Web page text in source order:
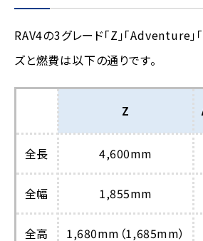
RAV4の3グレード「Z」「Adventure」
ズと燃費は以下の通りです。
Z
全長 4,600mm
全幅 1,855mm
全高 1,680mm（1,685mm）